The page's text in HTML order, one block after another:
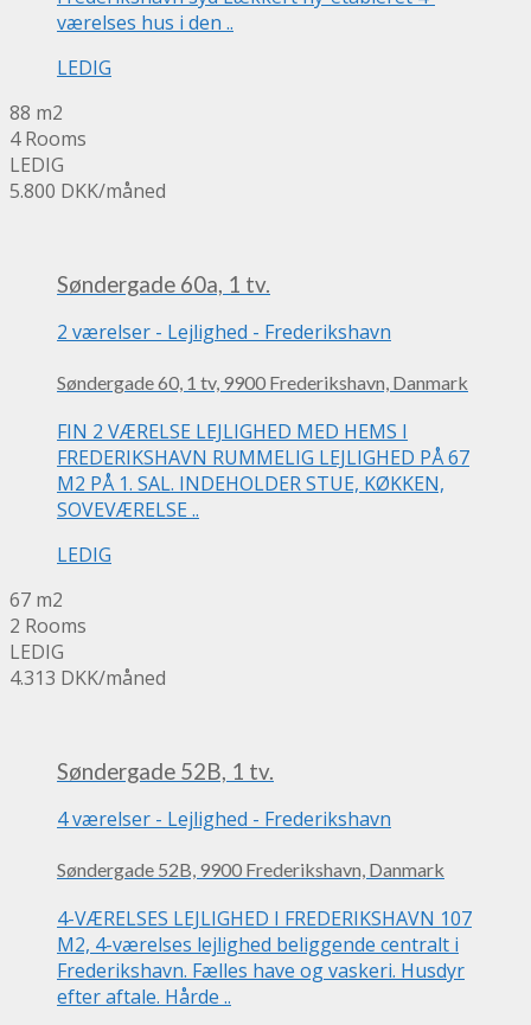
værelses hus i den ..
LEDIG
88 m2
4 Rooms
LEDIG
5.800 DKK/måned
Søndergade 60a, 1 tv.
2 værelser - Lejlighed - Frederikshavn
Søndergade 60, 1 tv, 9900 Frederikshavn, Danmark
FIN 2 VÆRELSE LEJLIGHED MED HEMS I
FREDERIKSHAVN RUMMELIG LEJLIGHED PÅ 67
M2 PÅ 1. SAL. INDEHOLDER STUE, KØKKEN,
SOVEVÆRELSE ..
LEDIG
67 m2
2 Rooms
LEDIG
4.313 DKK/måned
Søndergade 52B, 1 tv.
4 værelser - Lejlighed - Frederikshavn
Søndergade 52B, 9900 Frederikshavn, Danmark
4-VÆRELSES LEJLIGHED I FREDERIKSHAVN 107
M2, 4-værelses lejlighed beliggende centralt i
Frederikshavn. Fælles have og vaskeri. Husdyr
efter aftale. Hårde ..